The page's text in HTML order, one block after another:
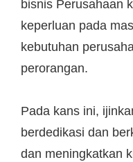
bisnis Perusahaan
keperluan pada
kebutuhan
perorangan.
Pada kans ini,
berdedikasi dan
dan meningkatkan